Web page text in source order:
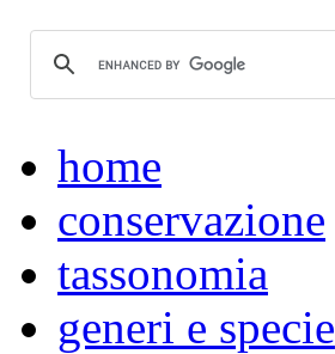
home
conservazione
tassonomia
generi e specie